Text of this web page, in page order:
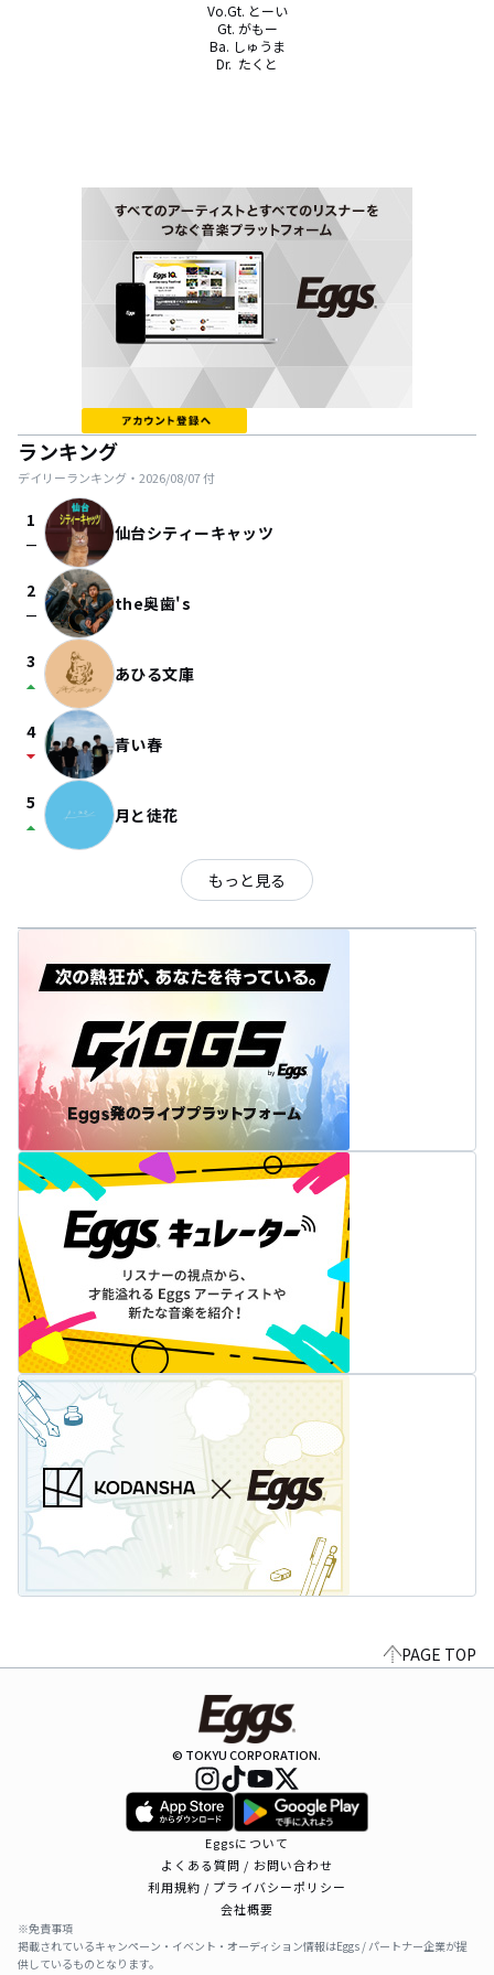
Vo.Gt. とーい
Gt. がもー
Ba. しゅうま
Dr.  たくと
ランキング
デイリーランキング・ 2026/08/07付
1
check_indeterminate_small 仙台シティーキャッツ
2
check_indeterminate_small the奥歯's
3
arrow_drop_up あひる文庫
4
arrow_drop_down 青い春
5
arrow_drop_up 月と徒花
もっと見る
PAGE TOP
© TOKYU CORPORATION.
Eggsについて
よくある質問 / お問い合わせ
利用規約 / プライバシーポリシー
会社概要
※免責事項
掲載されているキャンペーン・イベント・オーディション情報はEggs / パートナー企業が提
供しているものとなります。